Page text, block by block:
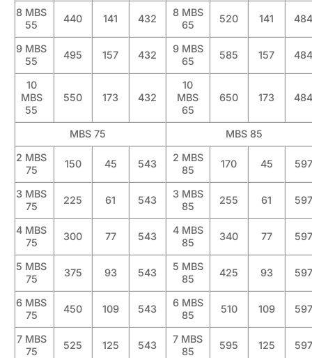
8 MBS
55
440 141 432
8 MBS
65
520 141
9 MBS
55
495 157 432
9 MBS
65
585 157
10
MBS
55
550 173 432
10
MBS
65
650 173
MBS 75
MBS 85
2 MBS
75
150 45 543
2 MBS
85
170 45 597
3 MBS
75
225 61 543
3 MBS
85
255 61 597
4 MBS
75
300 77 543
4 MBS
85
340 77 597
5 MBS
75
375 93 543
5 MBS
85
425 93 597
6 MBS
75
450 109 543
6 MBS
85
510 109 597
7 MBS
75
525 125 543
7 MBS
85
595 125 597